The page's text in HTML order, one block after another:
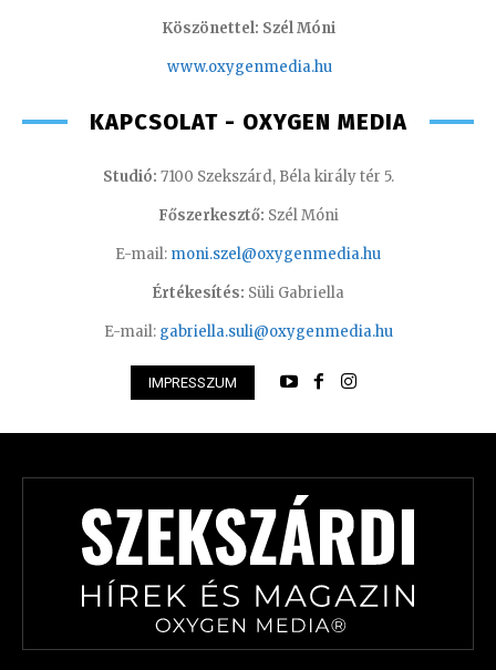
Köszönettel: Szél Móni
www.oxygenmedia.hu
KAPCSOLAT - OXYGEN MEDIA
Studió: 7100 Szekszárd, Béla király tér 5.
Főszerkesztő: Szél Móni
E-mail: moni.szel@oxygenmedia.hu
Értékesítés: Süli Gabriella
E-mail: gabriella.suli@oxygenmedia.hu
IMPRESSZUM